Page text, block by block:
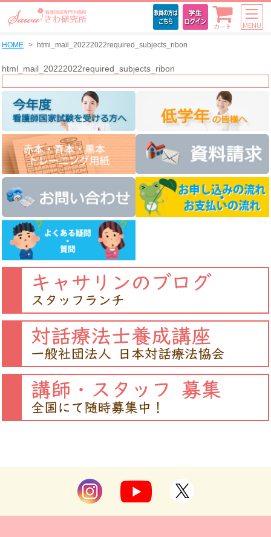
カート MENU
HOME html_mail_20222022required_subjects_ribon
html_mail_20222022required_subjects_ribon